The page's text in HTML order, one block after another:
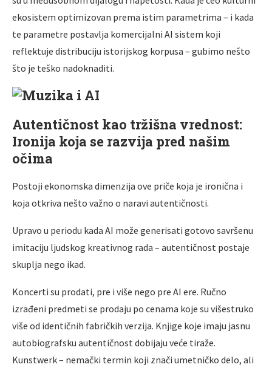
ekosistem optimizovan prema istim parametrima – i kada
te parametre postavlja komercijalni AI sistem koji
reflektuje distribuciju istorijskog korpusa – gubimo nešto
što je teško nadoknaditi.
Autentičnost kao tržišna vrednost:
Ironija koja se razvija pred našim
očima
Postoji ekonomska dimenzija ove priče koja je ironična i
koja otkriva nešto važno o naravi autentičnosti.
Upravo u periodu kada AI može generisati gotovo savršenu
imitaciju ljudskog kreativnog rada – autentičnost postaje
skuplja nego ikad.
Koncerti su prodati, pre i više nego pre AI ere. Ručno
izrađeni predmeti se prodaju po cenama koje su višestruko
više od identičnih fabričkih verzija. Knjige koje imaju jasnu
autobiografsku autentičnost dobijaju veće tiraže.
Kunstwerk – nemački termin koji znači umetničko delo, ali